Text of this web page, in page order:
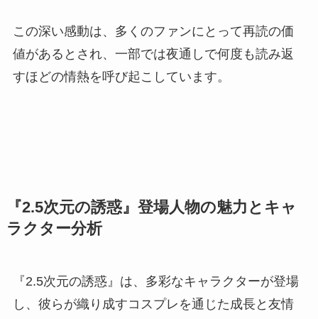
この深い感動は、多くのファンにとって再読の価
値があるとされ、一部では夜通しで何度も読み返
すほどの情熱を呼び起こしています。
『2.5次元の誘惑』登場人物の魅力とキャ
ラクター分析
『2.5次元の誘惑』は、多彩なキャラクターが登場
し、彼らが織り成すコスプレを通じた成長と友情